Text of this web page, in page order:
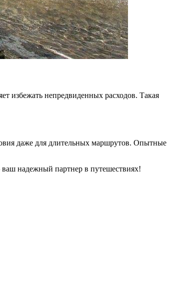
избежать непредвиденных расходов. Такая
даже для длительных маршрутов. Опытные
надежный партнер в путешествиях!